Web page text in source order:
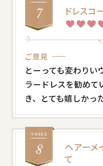
ドレスコ
ご意見
とーっても変わりい
ラードレスを勧めて
き、とても嬉しかっ
ヘアーメ
て